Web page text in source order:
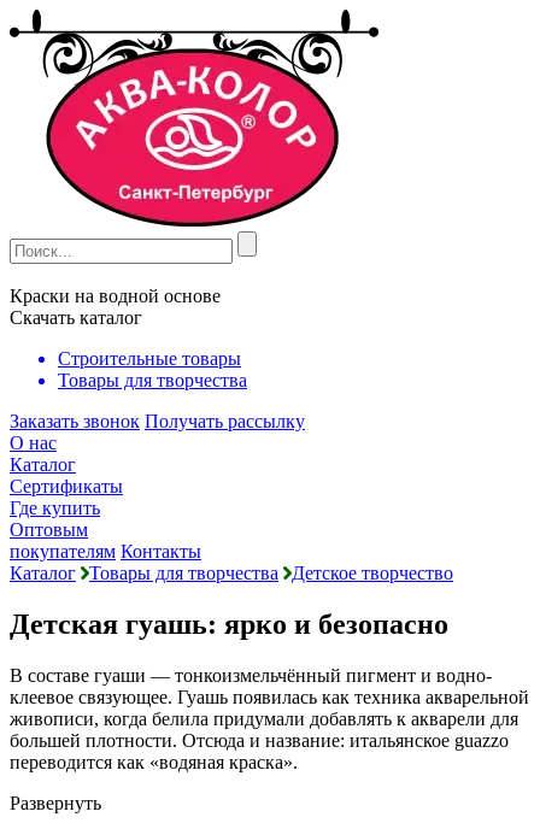
Краски на водной основе
Скачать каталог
Строительные товары
Товары для творчества
Заказать звонок Получать рассылку
О нас
Каталог
Сертификаты
Где купить
Оптовым
покупателям Контакты
Каталог
Товары для творчества Детское творчество
Детская гуашь: ярко и безопасно
В составе гуаши — тонкоизмельчённый пигмент и водно-
клеевое связующее. Гуашь появилась как техника акварельной
живописи, когда белила придумали добавлять к акварели для
большей плотности. Отсюда и название: итальянское guazzo
переводится как «водяная краска».
Развернуть